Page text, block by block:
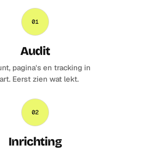
01
Audit
pagina's en tracking in
Eerst zien wat lekt.
02
Inrichting